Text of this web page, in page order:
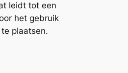
leidt tot een
het gebruik
plaatsen.